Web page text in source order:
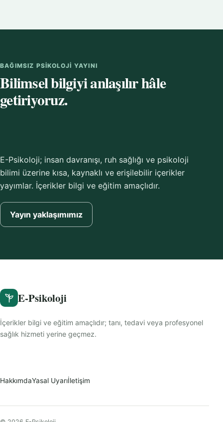
BAĞIMSIZ PSIKOLOJI YAYINI
Bilimsel bilgiyi anlaşılır hâle
getiriyoruz.
E-Psikoloji; insan davranışı, ruh sağlığı ve psikoloji
bilimi üzerine kısa, kaynaklı ve erişilebilir içerikler
yayımlar. İçerikler bilgi ve eğitim amaçlıdır.
Yayın yaklaşımımız
E-Psikoloji
İçerikler bilgi ve eğitim amaçlıdır; tanı, tedavi veya profesyonel
sağlık hizmeti yerine geçmez.
HakkımdaYasal Uyarıİletişim